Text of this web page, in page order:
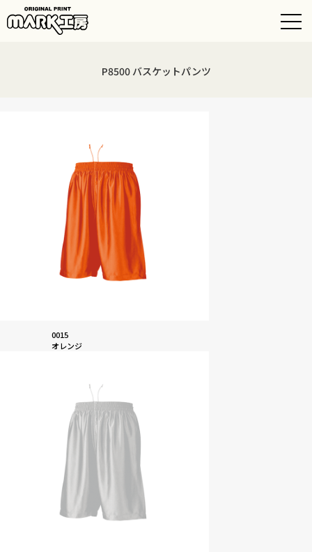
P8500 バスケットパンツ
0015
オレンジ